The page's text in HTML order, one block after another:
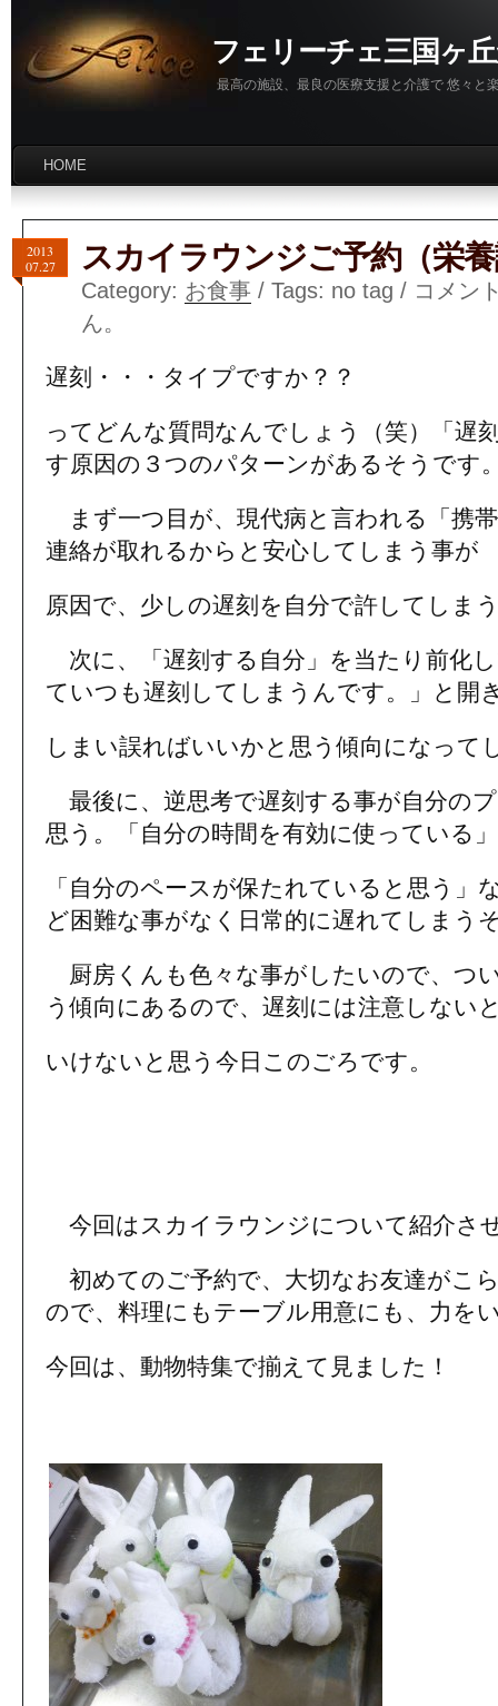
フェリーチェ三国ヶ
最高の施設、最良の医療支援と介護で 悠々と
HOME
2013
07.27
スカイラウンジご予約（栄
Category: お食事 / Tags: no tag / コメン
ん。
遅刻・・・タイプですか？？
ってどんな質問なんでしょう（笑）「遅
す原因の３つのパターンがあるそうです
まず一つ目が、現代病と言われる「携
連絡が取れるからと安心してしまう事が
原因で、少しの遅刻を自分で許してしま
次に、「遅刻する自分」を当たり前化
ていつも遅刻してしまうんです。」と開
しまい誤ればいいかと思う傾向になって
最後に、逆思考で遅刻する事が自分の
思う。「自分の時間を有効に使っている」
「自分のペースが保たれていると思う」
ど困難な事がなく日常的に遅れてしまう
厨房くんも色々な事がしたいので、つ
う傾向にあるので、遅刻には注意しない
いけないと思う今日このごろです。
今回はスカイラウンジについて紹介さ
初めてのご予約で、大切なお友達がこ
ので、料理にもテーブル用意にも、力を
今回は、動物特集で揃えて見ました！